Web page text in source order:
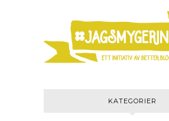
KATEGORIER